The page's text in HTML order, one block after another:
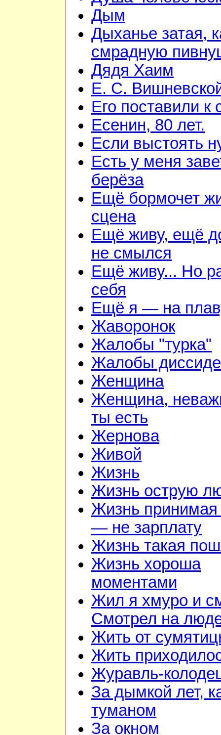
Дым
Дыханье затая,
смрадную
Дядя Хаим
Е. С.
Его поставили к
Есенин, 80 лет.
Если выстоять
Есть у меня
берёза
Ещё бормочет
сцена
Ещё живу, ещё
не смылся
Ещё живу... Но
себя
Ещё я — на
Жаворонок
Жалобы "турка"
Жалобы
Женщина
Женщина,
ты есть
Жернова
Живой
Жизнь
Жизнь острую
Жизнь принимая
— не зарплату
Жизнь такая
Жизнь хороша
моментами
Жил я хмуро и
Смотрел на
Жить от
Жить
Журавль-
За дымкой лет,
туманом
За окном